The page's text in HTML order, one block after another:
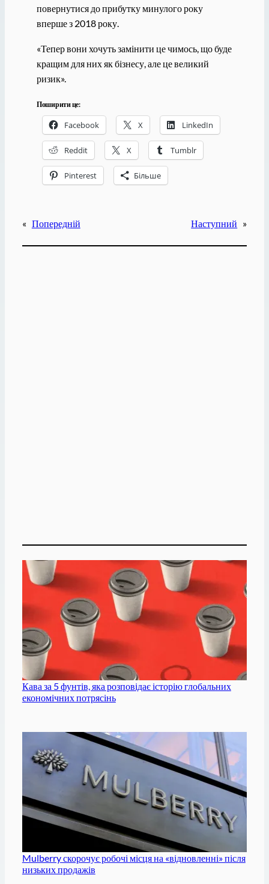
повернутися до прибутку минулого року
вперше з 2018 року.
«Тепер вони хочуть замінити це чимось, що буде
кращим для них як бізнесу, але це великий
ризик».
Поширити це:
Facebook X LinkedIn
Reddit X Tumblr
Pinterest Більше
« Попередній Наступний »
Кава за 5 фунтів, яка розповідає історію глобальних
економічних потрясінь
Mulberry скорочує робочі місця на «відновленні» після
низьких продажів